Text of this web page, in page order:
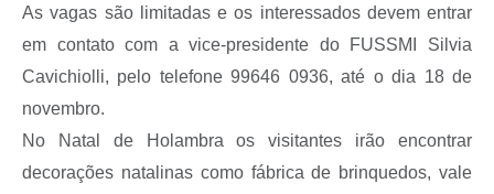
Telefones Úteis
A Prefeitura
Diário Oficial
As vagas são limitadas e os interessados devem entrar
em contato com a vice-presidente do FUSSMI Silvia
Cavichiolli, pelo telefone 99646 0936, até o dia 18 de
novembro.
No Natal de Holambra os visitantes irão encontrar
decorações natalinas como fábrica de brinquedos, vale